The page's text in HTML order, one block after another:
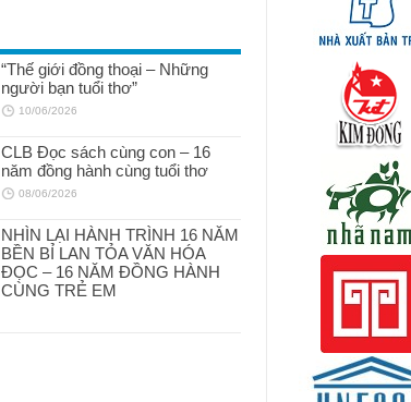
“Thế giới đồng thoại – Những
người bạn tuổi thơ”
10/06/2026
CLB Đọc sách cùng con – 16
năm đồng hành cùng tuổi thơ
08/06/2026
NHÌN LẠI HÀNH TRÌNH 16 NĂM
BỀN BỈ LAN TỎA VĂN HÓA
ĐỌC – 16 NĂM ĐỒNG HÀNH
CÙNG TRẺ EM